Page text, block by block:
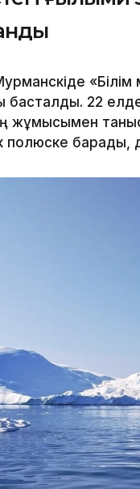
басталды. 22
жұмысымен
полюске барады,